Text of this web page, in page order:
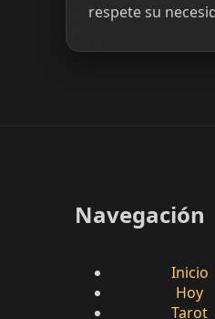
respete su
Navegación
Inicio
Hoy
Tarot